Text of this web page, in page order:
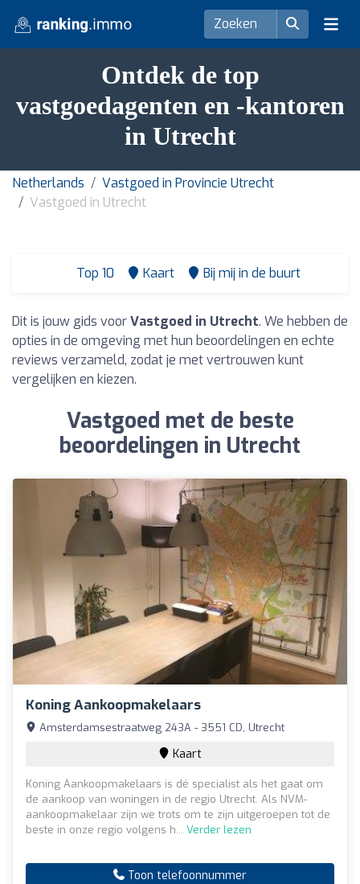
Ontdek de top
vastgoedagenten en -kantoren
in Utrecht
Netherlands
Vastgoed in Provincie Utrecht
Vastgoed in Utrecht
Top 10 Kaart Bij mij in de buurt
Dit is jouw gids voorVastgoed in Utrecht. We hebben de
opties in de omgeving met hun beoordelingen en echte
reviews verzameld, zodat je met vertrouwen kunt
vergelijken en kiezen.
Vastgoed met de beste
beoordelingen in Utrecht
Koning Aankoopmakelaars
Amsterdamsestraatweg 243A - 3551 CD, Utrecht
Kaart
Koning Aankoopmakelaars is dé specialist als het gaat om
de aankoop van woningen in de regio Utrecht. Als NVM-
aankoopmakelaar zijn we trots om te zijn uitgeroepen tot de
beste in onze regio volgens h... Verder lezen
Toon telefoonnummer